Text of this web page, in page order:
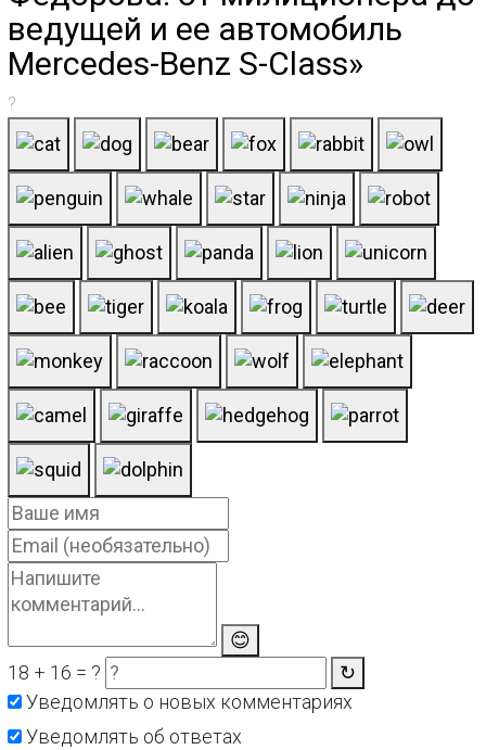
ведущей и ее автомобиль
Mercedes-Benz S-Class»
?
😊
18 + 16 = ?
↻
Уведомлять о новых комментариях
Уведомлять об ответах